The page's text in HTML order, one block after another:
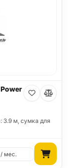
3.9 м, сумка для
мес.